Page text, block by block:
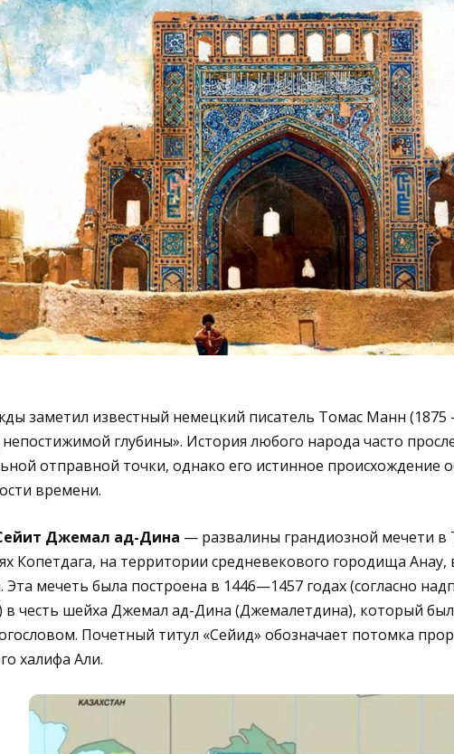
заметил известный немецкий писатель Томас Манн
глубины». История любого народа часто
отправной точки, однако его истинное происхождение
времени.
Джемал ад-Дина — развалины грандиозной мечети в
Копетдага, на территории средневекового городища Анау,
Эта мечеть была построена в 1446—1457 годах (согласно
в честь шейха Джемал ад-Дина (Джемалетдина), который
Почетный титул «Сейид» обозначает потомка
халифа Али.